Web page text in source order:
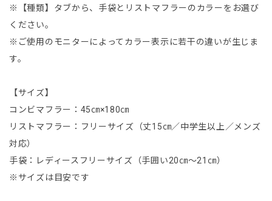
※【種類】タブから、手袋とリストマフラーのカラーをお選び
ください。
※ご使用のモニターによってカラー表示に若干の違いが生じま
す。
【サイズ】
コンビマフラー：45㎝×180㎝
リストマフラー：フリーサイズ（丈15㎝／中学生以上／メンズ
対応）
手袋：レディースフリーサイズ（手囲い20㎝～21㎝）
※サイズは目安です